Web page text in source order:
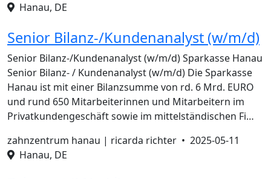
Hanau, DE
Senior Bilanz-/Kundenanalyst (w/m/d)
Senior Bilanz-/Kundenanalyst (w/m/d) Sparkasse Hanau
Senior Bilanz- / Kundenanalyst (w/m/d) Die Sparkasse
Hanau ist mit einer Bilanzsumme von rd. 6 Mrd. EURO
und rund 650 Mitarbeiterinnen und Mitarbeitern im
Privatkundengeschäft sowie im mittelständischen Fi…
zahnzentrum hanau | ricarda richter • 2025-05-11
Hanau, DE